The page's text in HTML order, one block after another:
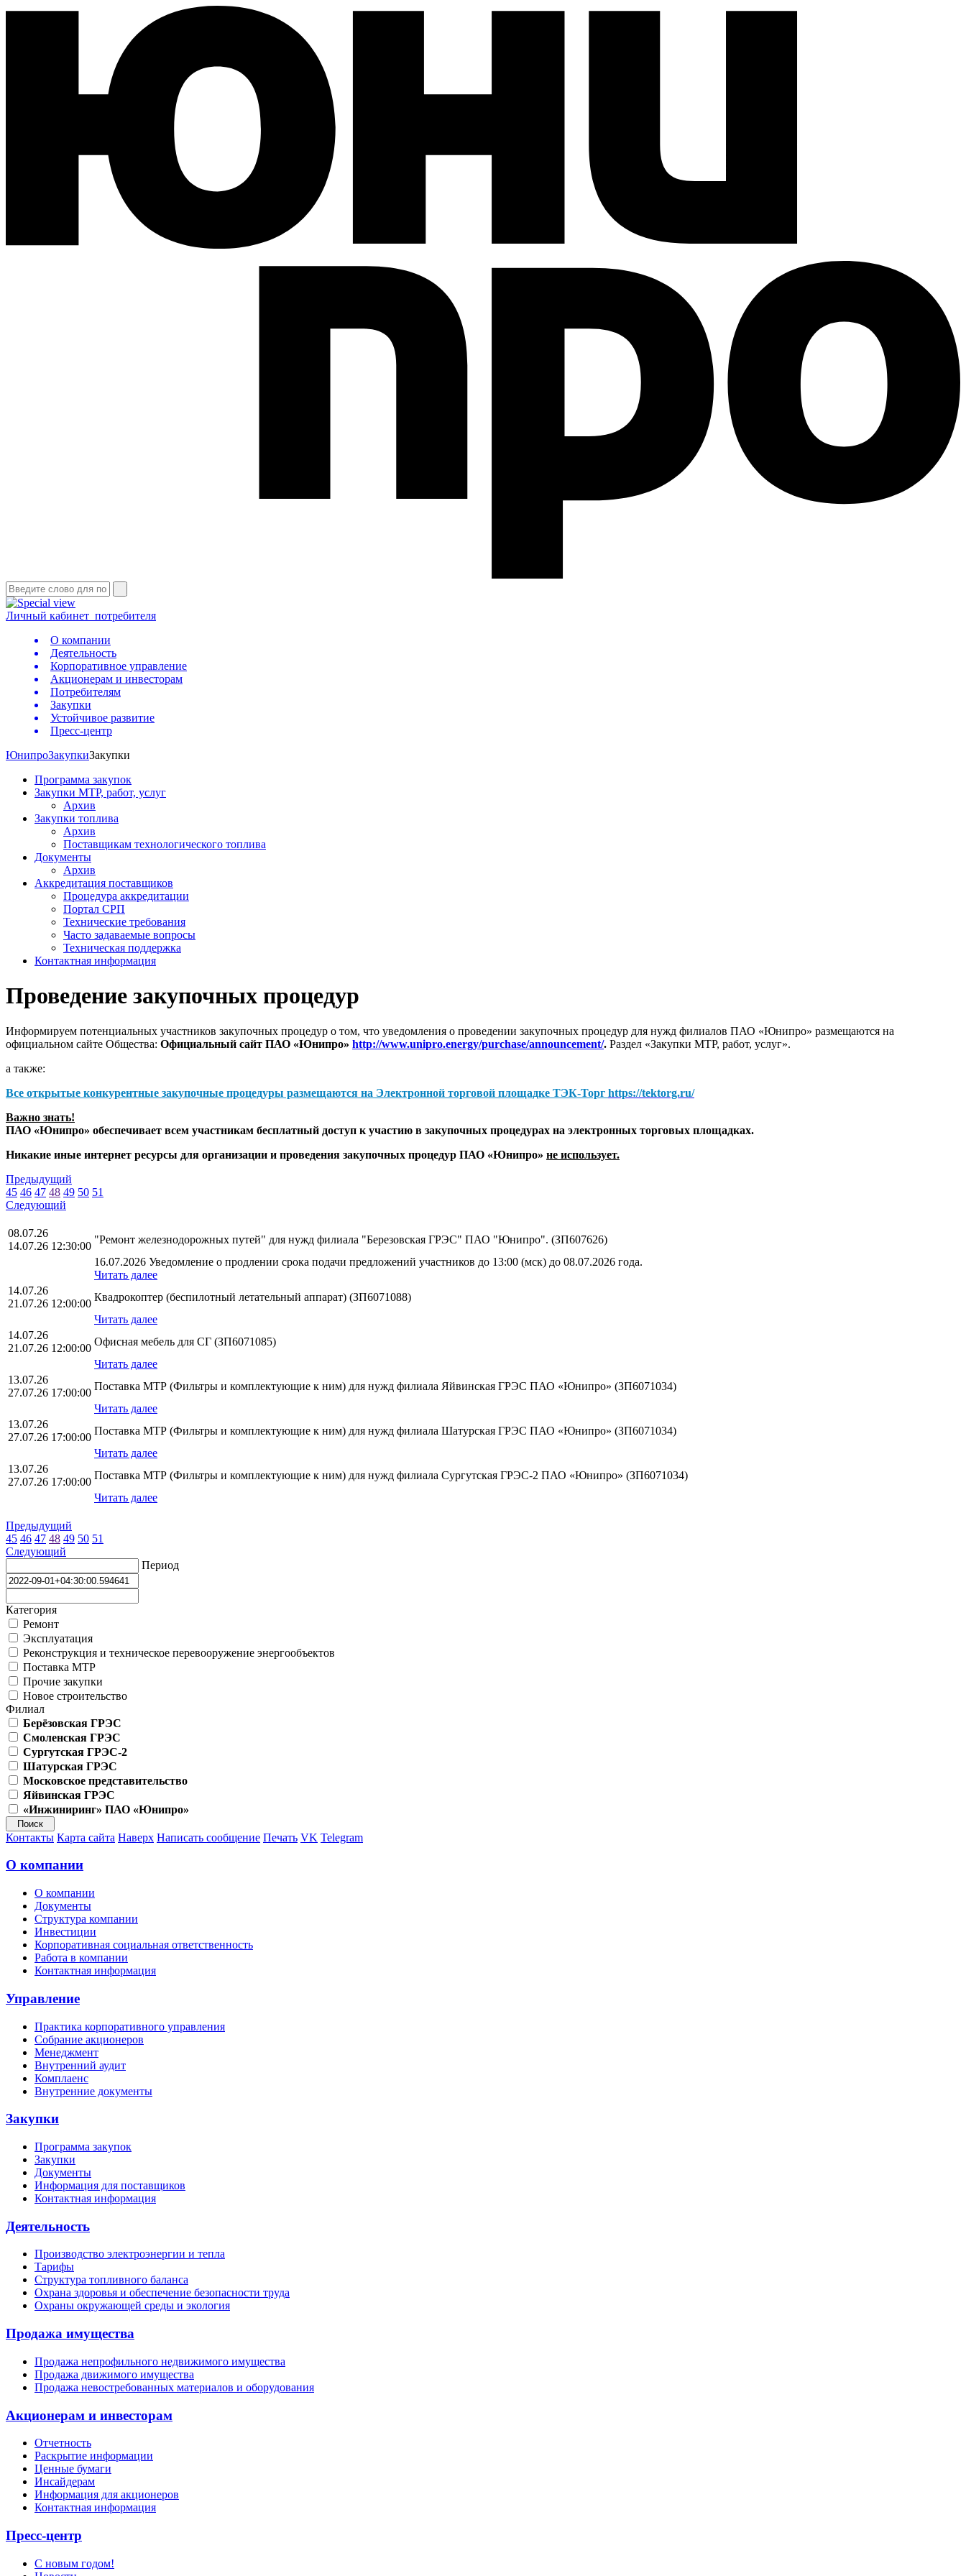
Личный кабинет потребителя
О компании
Деятельность
Корпоративное управление
Акционерам и инвесторам
Потребителям
Закупки
Устойчивое развитие
Пресс-центр
ЮнипроЗакупкиЗакупки
Программа закупок
Закупки МТР, работ, услуг
Архив
Закупки топлива
Архив
Поставщикам технологического топлива
Документы
Архив
Аккредитация поставщиков
Процедура аккредитации
Портал СРП
Технические требования
Часто задаваемые вопросы
Техническая поддержка
Контактная информация
Проведение закупочных процедур
Информируем потенциальных участников закупочных процедур о том, что уведомления о проведении закупочных процедур для нужд филиалов ПАО «Юнипро» размещаются на
официальном сайте Общества: Официальный сайт ПАО «Юнипро» http://www.unipro.energy/purchase/announcement/. Раздел «Закупки МТР, работ, услуг».
а также:
Все открытые конкурентные закупочные процедуры размещаются на Электронной торговой площадке ТЭК-Торг https://tektorg.ru/
Важно знать!
ПАО «Юнипро» обеспечивает всем участникам бесплатный доступ к участию в закупочных процедурах на электронных торговых площадках.
Никакие иные интернет ресурсы для организации и проведения закупочных процедур ПАО «Юнипро» не использует.
Предыдущий
45 46 47 48 49 50 51
Следующий
08.07.26
14.07.26 12:30:00
"Ремонт железнодорожных путей" для нужд филиала "Березовская ГРЭС" ПАО "Юнипро". (ЗП607626)
16.07.2026 Уведомление о продлении срока подачи предложений участников до 13:00 (мск) до 08.07.2026 года.
Читать далее
14.07.26
21.07.26 12:00:00
Квадрокоптер (беспилотный летательный аппарат) (ЗП6071088)
Читать далее
14.07.26
21.07.26 12:00:00
Офисная мебель для СГ (ЗП6071085)
Читать далее
13.07.26
27.07.26 17:00:00
Поставка МТР (Фильтры и комплектующие к ним) для нужд филиала Яйвинская ГРЭС ПАО «Юнипро» (ЗП6071034)
Читать далее
13.07.26
27.07.26 17:00:00
Поставка МТР (Фильтры и комплектующие к ним) для нужд филиала Шатурская ГРЭС ПАО «Юнипро» (ЗП6071034)
Читать далее
13.07.26
27.07.26 17:00:00
Поставка МТР (Фильтры и комплектующие к ним) для нужд филиала Сургутская ГРЭС-2 ПАО «Юнипро» (ЗП6071034)
Читать далее
Предыдущий
45 46 47 48 49 50 51
Следующий
Период
Категория
Ремонт
Эксплуатация
Реконструкция и техническое перевооружение энергообъектов
Поставка МТР
Прочие закупки
Новое строительство
Филиал
Берёзовская ГРЭС
Смоленская ГРЭС
Сургутская ГРЭС-2
Шатурская ГРЭС
Московское представительство
Яйвинская ГРЭС
«Инжиниринг» ПАО «Юнипро»
Контакты Карта сайта Наверх Написать сообщение Печать VK Telegram
О компании
О компании
Документы
Структура компании
Инвестиции
Корпоративная социальная ответственность
Работа в компании
Контактная информация
Управление
Практика корпоративного управления
Собрание акционеров
Менеджмент
Внутренний аудит
Комплаенс
Внутренние документы
Закупки
Программа закупок
Закупки
Документы
Информация для поставщиков
Контактная информация
Деятельность
Производство электроэнергии и тепла
Тарифы
Структура топливного баланса
Охрана здоровья и обеспечение безопасности труда
Охраны окружающей среды и экология
Продажа имущества
Продажа непрофильного недвижимого имущества
Продажа движимого имущества
Продажа невостребованных материалов и оборудования
Акционерам и инвесторам
Отчетность
Раскрытие информации
Ценные бумаги
Инсайдерам
Информация для акционеров
Контактная информация
Пресс-центр
С новым годом!